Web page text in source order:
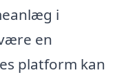
i
en
platform kan